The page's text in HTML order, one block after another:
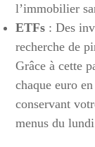
l’immobilier
ETFs : Des
recherche de
Grâce à cette
chaque euro
conservant
menus du